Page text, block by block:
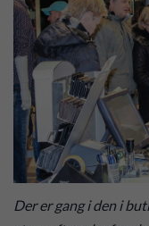
Der er gang i den i